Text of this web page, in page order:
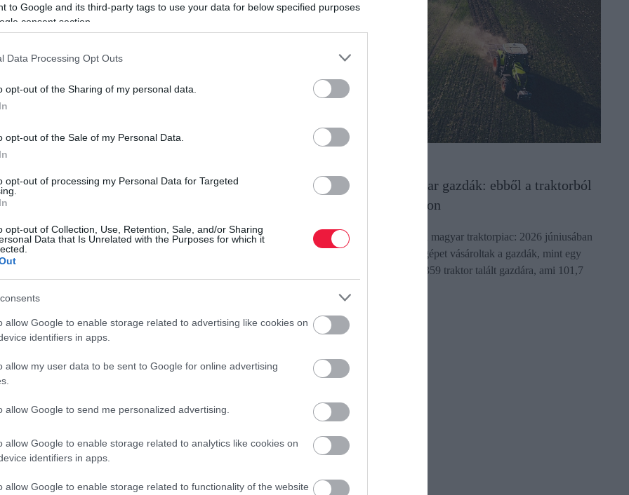
to Google and its third-party tags to use your data for below specified purposes
consent section.
Data Processing Opt Outs
opt-out of the Sharing of my personal data.
opt-out of the Sale of my Personal Data.
opt-out of processing my Personal Data for Targeted
opt-out of Collection, Use, Retention, Sale, and/or Sharing
Data that Is Unrelated with the Purposes for which it
allow Google to enable storage related to advertising like cookies on
identifiers in apps.
allow my user data to be sent to Google for online advertising
allow Google to send me personalized advertising.
allow Google to enable storage related to analytics like cookies on
identifiers in apps.
allow Google to enable storage related to functionality of the website
a piacokra, a vásárlóknak idén mélyen a zsebükbe kell
Ahogy az Agroinform körképéből kiderül, a
szélére sodródott, a drasztikusan lecsökkent kínálat
is elkérnek a málna kilójáért. A termelők szerint a magas
drámai visszaesése indokolja.
– a perzselő hősokk és a tartós aszályok – miatt végleg
a málnabokrok egyszerűen kisülnek. A fogyasztók és a
(a MATE és a Soproni Egyetem) által Fertődön
amelyek a jövőben fák árnyékolásával tennék újra
kincset ér ez a bogyós növény
hanem igazi vitaminbomba is, amelynek rendszeres
magas aC-vitamin- és antioxidáns-tartalma,
sejtek öregedését gátló szabad gyökök lekötésében.
kiváló választás a fogyókúrázóknak és a tudatosan
hozzájárul a szív- és érrendszer egészségéhez, valamint a
Rákapcsoltak a magyar gazdák: ebből a traktorból
fogy a legtöbb a nyáron
Látványosan megmozdult a magyar traktorpiac: 2026 júniusában
több mint kétszer annyi új gépet vásároltak a gazdák, mint egy
évvel korábban. Összesen 359 traktor talált gazdára, ami 101,7
rectangle